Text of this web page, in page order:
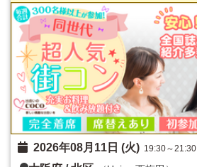
2026年08月11日 (火) 19:30～21:30